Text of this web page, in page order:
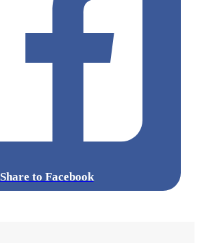
Share to Facebook